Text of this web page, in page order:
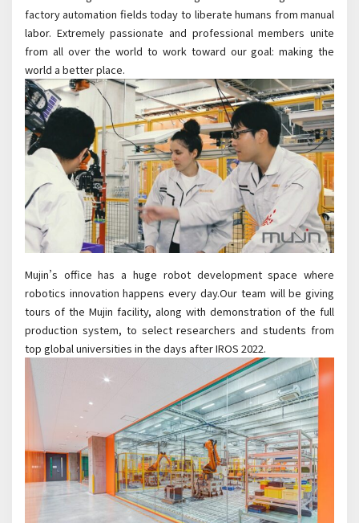
factory automation fields today to liberate humans from manual
labor. Extremely passionate and professional members unite
from all over the world to work toward our goal: making the
world a better place.
Mujin’s office has a huge robot development space where
robotics innovation happens every day.Our team will be giving
tours of the Mujin facility, along with demonstration of the full
production system, to select researchers and students from
top global universities in the days after IROS 2022.